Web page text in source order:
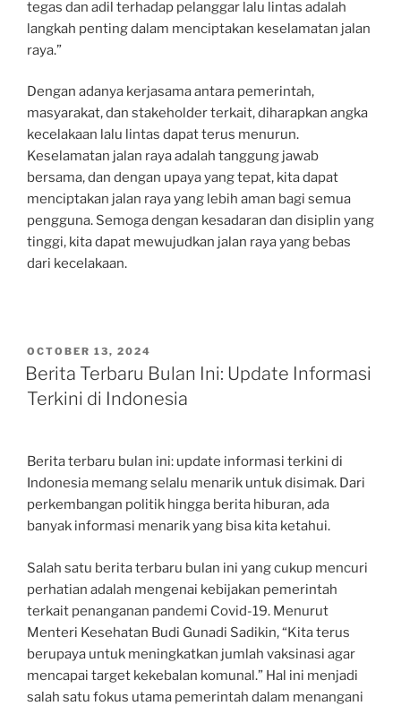
tegas dan adil terhadap pelanggar lalu lintas adalah
langkah penting dalam menciptakan keselamatan jalan
raya.”
Dengan adanya kerjasama antara pemerintah,
masyarakat, dan stakeholder terkait, diharapkan angka
kecelakaan lalu lintas dapat terus menurun.
Keselamatan jalan raya adalah tanggung jawab
bersama, dan dengan upaya yang tepat, kita dapat
menciptakan jalan raya yang lebih aman bagi semua
pengguna. Semoga dengan kesadaran dan disiplin yang
tinggi, kita dapat mewujudkan jalan raya yang bebas
dari kecelakaan.
POSTED
ON
OCTOBER 13, 2024
Berita Terbaru Bulan Ini: Update Informasi
Terkini di Indonesia
Berita terbaru bulan ini: update informasi terkini di
Indonesia memang selalu menarik untuk disimak. Dari
perkembangan politik hingga berita hiburan, ada
banyak informasi menarik yang bisa kita ketahui.
Salah satu berita terbaru bulan ini yang cukup mencuri
perhatian adalah mengenai kebijakan pemerintah
terkait penanganan pandemi Covid-19. Menurut
Menteri Kesehatan Budi Gunadi Sadikin, “Kita terus
berupaya untuk meningkatkan jumlah vaksinasi agar
mencapai target kekebalan komunal.” Hal ini menjadi
salah satu fokus utama pemerintah dalam menangani